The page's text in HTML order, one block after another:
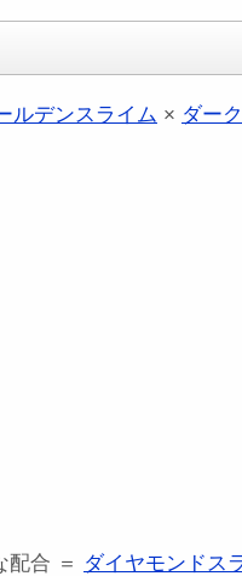
ルデンスライム × ダー
合 ＝ ダイヤモンドス